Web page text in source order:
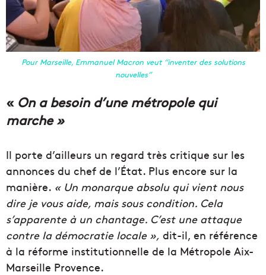
Pour Marseille, Emmanuel Macron veut “inventer des solutions
nouvelles”
« On a besoin d’une métropole qui
marche »
Il porte d’ailleurs un regard très critique sur les
annonces du chef de l’État. Plus encore sur la
manière. « Un monarque absolu qui vient nous
dire je vous aide, mais sous condition. Cela
s’apparente à un chantage. C’est une attaque
contre la démocratie locale », dit-il, en référence
à la réforme institutionnelle de la Métropole Aix-
Marseille Provence.